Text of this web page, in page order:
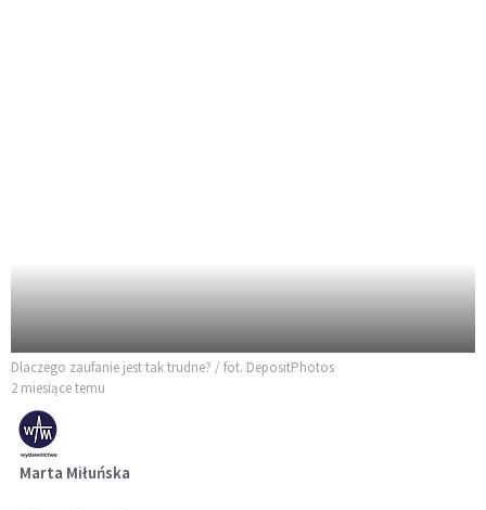
Dlaczego zaufanie jest tak trudne? / fot. DepositPhotos
2 miesiące temu
Marta Miłuńska